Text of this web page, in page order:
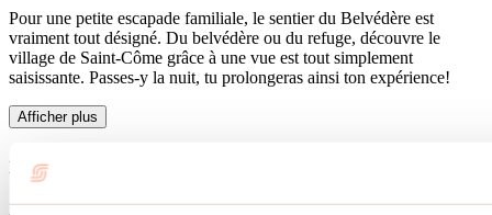
Pour une petite escapade familiale, le sentier du Belvédère est
vraiment tout désigné. Du belvédère ou du refuge, découvre le
village de Saint-Côme grâce à une vue est tout simplement
saisissante. Passes-y la nuit, tu prolongeras ainsi ton expérience!
Afficher plus
information sur le sentier